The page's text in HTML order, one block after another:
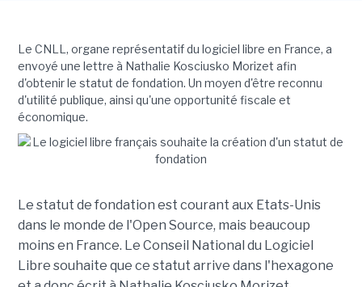
Le CNLL, organe représentatif du logiciel libre en France, a
envoyé une lettre à Nathalie Kosciusko Morizet afin
d'obtenir le statut de fondation. Un moyen d'être reconnu
d'utilité publique, ainsi qu'une opportunité fiscale et
économique.
Le statut de fondation est courant aux Etats-Unis
dans le monde de l'Open Source, mais beaucoup
moins en France. Le Conseil National du Logiciel
Libre souhaite que ce statut arrive dans l'hexagone